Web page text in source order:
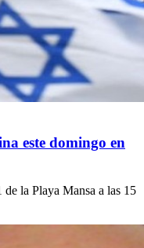
este domingo en
la Playa Mansa a las 15